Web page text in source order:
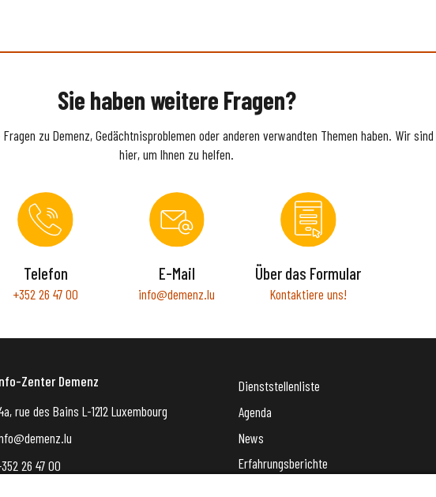
Sie haben weitere Fragen?
zu Demenz, Gedächtnisproblemen oder anderen verwandten Themen haben. Wir sind
hier, um Ihnen zu helfen.
Telefon
+352 26 47 00
E-Mail
info@demenz.lu
Über das Formular
Kontaktiere uns!
Zenter Demenz
rue des Bains L-1212 Luxembourg
26 47 00
Dienststellenliste
Agenda
News
Erfahrungsberichte